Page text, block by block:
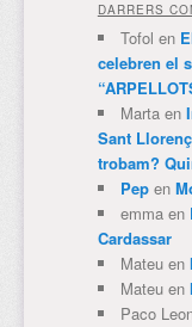
DARRERS
Tofol en
celebren el
Martaen
Sant
trobam?
Pepen
emmaen
Cardassar
Mateuen
Mateuen
Paco